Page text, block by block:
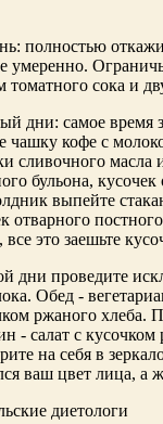
полностью
умеренно.
томатного сока и
дни: самое время
чашку кофе с
сливочного масла
бульона,
выпейте
отварного
это заешьте
дни проведите
Обед -
ржаного хлеба.
- салат с кусочком
на себя в
ваш цвет лица, а
диетологи